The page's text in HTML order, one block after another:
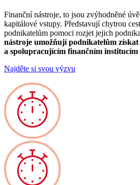
Finanční nástroje, to jsou zvýhodněné
kapitálové vstupy. Představují chytrou
podnikatelům pomoci rozjet jejich
nástroje umožňují podnikatelům
a spolupracujícím finančním
Najděte si svou výzvu